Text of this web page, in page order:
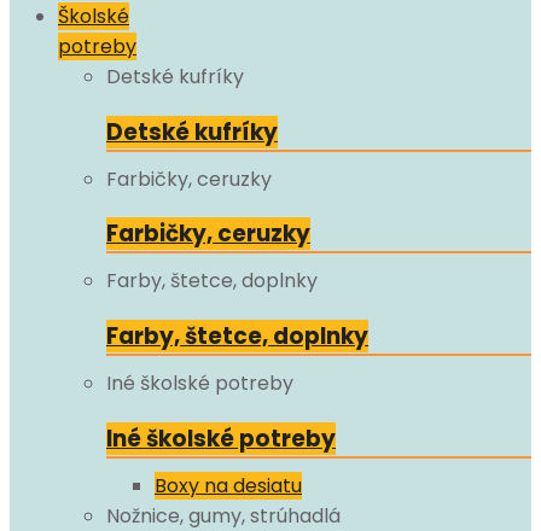
Školské
potreby
Detské kufríky
Detské kufríky
Farbičky, ceruzky
Farbičky, ceruzky
Farby, štetce, doplnky
Farby, štetce, doplnky
Iné školské potreby
Iné školské potreby
Boxy na desiatu
Nožnice, gumy, strúhadlá